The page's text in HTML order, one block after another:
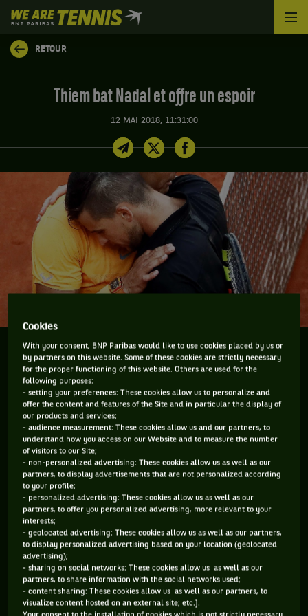
We
are
Tennis
by
RETOUR
Thiem bat Nadal et offre un espoir
12 MAI 2018, 11:31:00
Dominic Thiem a stoppé la série de folie de Rafael
Nadal en le battant en 1/4 de finale à Madrid. Ce
résultat, permet de rêver à un face à face à Roland-
Garros, si possible en finale, qui pourrait être un
match historique !
Ce matin en me levant, je n'avais pas envie de regarder les
infos sportives, car je savais « qu'ils » n'allaient parler que
de la défaite de
peu comme quand tu reçois un courrier des impôts. Tu
reconnais l'enveloppe, tu sais exactement ce qu'il y a
dedans, et tu ne l'ouvres pas. Comme si tant que l'enveloppe
n'était pas ouverte, la nouvelle n'existait pas. Puis, je me suis
dit qu'il fallait que je prenne mon courage à deux mains pour
affronter la dure réalité.
Cookies
With your consent, BNP Paribas would like to use cookies placed by us or
by partners on this website. Some of these cookies are strictly necessary
for the proper functioning of this website. Others are used for the
following purposes:
- setting your preferences: These cookies allow us to personalize and
offer the content and features of the Site and in particular the display of
our products and services;
- audience measurement: These cookies allow us and our partners, to
understand how you access on our Website and to measure the number
of visitors to our Site;
- non-personalized advertising: These cookies allow us as well as our
partners, to display advertisements that are not personalized according
to your profile;
- personalized advertising: These cookies allow us as well as our
partners, to offer you personalized advertising, more relevant to your
interests;
- geolocated advertising: These cookies allow us as well as our partners,
to display personalized advertising based on your location (geolocated
advertising);
- sharing on social networks: These cookies allow us as well as our
partners, to share information with the social networks used;
- content sharing: These cookies allow us as well as our partners, to
visualize content hosted on an external site; etc.].